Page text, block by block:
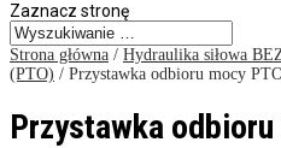
Zaznacz stronę
Strona główna / Hydraulika siłowa
(PTO) / Przystawka odbioru mocy
Przystawka odbioru